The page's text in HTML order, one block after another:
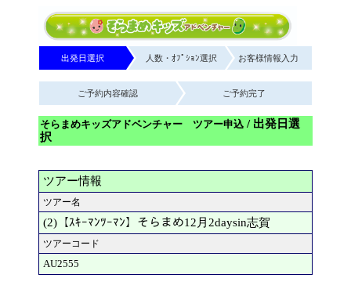
出発日選択 人数・ｵﾌﾟｼｮﾝ選択 お客様情報入力
ご予約内容確認 ご予約完了
そらまめキッズアドベンチャー ツアー申込 / 出発日選
択
ツアー情報
ツアー名
(2)【ｽｷｰﾏﾝﾂｰﾏﾝ】そらまめ12月2daysin志賀
ツアーコード
AU2555